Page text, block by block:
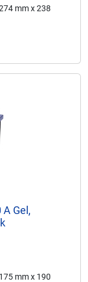
mm x 238
Gel,
mm x 190